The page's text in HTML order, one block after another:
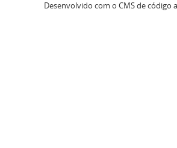
Desenvolvido com o CMS de código